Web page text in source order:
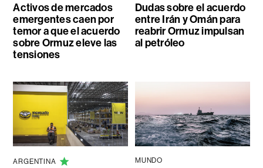
Activos de mercados
emergentes caen por
temor a que el acuerdo
sobre Ormuz eleve las
tensiones
Dudas sobre el acuerdo
entre Irán y Omán para
reabrir Ormuz impulsan
al petróleo
ARGENTINA MUNDO